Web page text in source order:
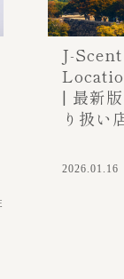
J-
| 最新
り扱い
2026.01.16